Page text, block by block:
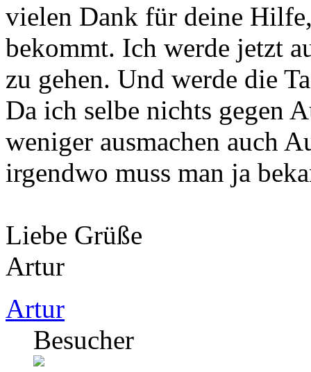
vielen Dank für deine
bekommt. Ich werde jetzt
zu gehen. Und werde die
Da ich selbe nichts gegen
weniger ausmachen auch
irgendwo muss man ja
Liebe Grüße
Artur
Artur
Besucher